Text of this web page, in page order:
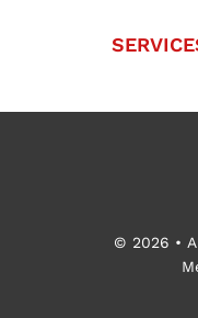
© 2026 •